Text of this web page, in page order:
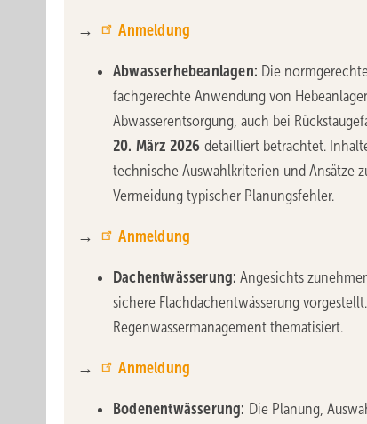
→ Anmeldung
Abwasserhebeanlagen: Die
fachgerechte Anwendung von
Abwasserentsorgung, auch bei
20. März 2026 detailliert betrachtet.
technische Auswahlkriterien und Ansätze
Vermeidung typischer Planungsfehler.
→ Anmeldung
Dachentwässerung: Angesichts
sichere Flachdachentwässerung
Regenwassermanagement thematisiert.
→ Anmeldung
Bodenentwässerung: Die Planung,